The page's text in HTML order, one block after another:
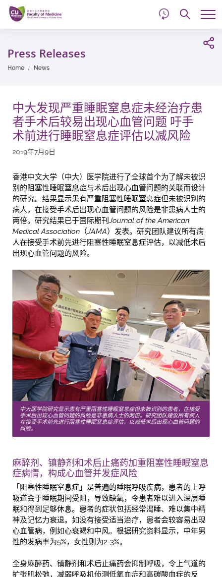
Skip
main
content
Press Releases
Home News
中大发现严重睡眠窒息症未经治疗患
者手术后较易出现心血管问题 吁手
术前进行睡眠窒息症评估以减风险
2019年7月9日
香港中文大学（中大）医学院进行了全球首个为了解未被识
别的阻塞性睡眠窒息症与术后出现心血管问题的关联而设计
的研究。结果显示患有严重阻塞性睡眠窒息症但未被识别的
病人，在接受手术后出现心血管问题的风险是非患病人士的
两倍。研究结果已于国际期刊Journal of the American
Medical Association （JAMA）发表。研究团队建议所有病
人在接受手术前先进行阻塞性睡眠窒息症评估，以减低术后
出现心血管问题的风险。
中大医学院研究显示患有严重阻塞性睡眠窒息症但未被识别的患者，在接受
手术后出现心血管问题的风险是非患病人士的两倍。研究团队建议所有病人
在接受手术前先进行阻塞性睡眠窒息症评估，以减低术后出现心血管问题的
风险。
麻醉剂、镇静剂和术后止痛药加重阻塞性睡眠窒息
症病情，构成心血管并发症风险
「阻塞性睡眠窒息症」是普遍的睡眠呼吸疾病，患者的上呼
吸道会于睡眠期间受阻，导致缺氧，令患者难以进入深层睡
眠和得到足够休息。患者的症状包括经常渴睡、难以集中精
神及记忆力衰退。如没有接受适当治疗，患者会较容易出现
心血管病，例如心衰竭和中风。根据研究资料显示，中年男
性的发病率为5%，女性则为2-3%。
全身麻醉药、镇静剂和术后止痛药会抑制呼吸，令上气道的
扩张肌松弛，减弱呼吸机侦测低氧血症和高碳酸血症的反